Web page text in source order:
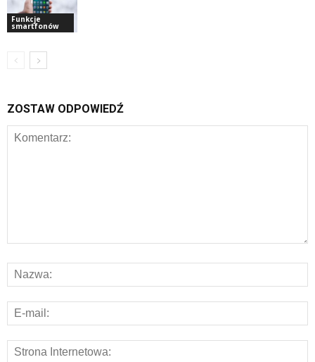
Funkcje
smartfonów
ZOSTAW ODPOWIEDŹ